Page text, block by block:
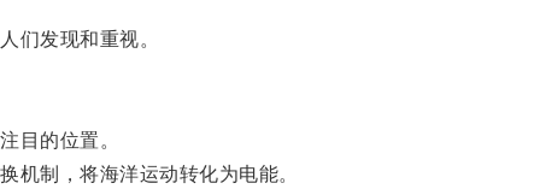
发现和重视。
的位置。
制，将海洋运动转化为电能。